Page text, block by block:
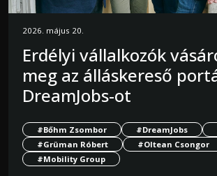
2026. május 20.
Erdélyi vállalkozók
meg az álláskereső
DreamJobs-ot
#Bőhm Zsombor #DreamJobs
#Grüman Róbert
#Oltean Csongor
#Mobility Group